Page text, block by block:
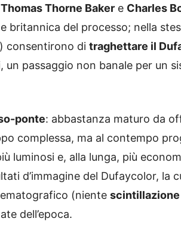
Thomas Thorne Baker e Charles
britannica del processo; nella
consentirono di traghettare il
un passaggio non banale per un
ponte: abbastanza maturo da
complessa, ma al contempo
luminosi e, alla lunga, più
d’immagine del Dufaycolor, la
(niente scintillazione
dell’epoca.